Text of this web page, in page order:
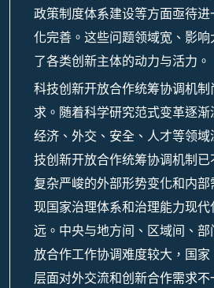
政策制度体系建设等方面亟待
化完善。这些问题领域宽、影
了各类创新主体的动力与活力。
科技创新开放合作统筹协调机
求。随着科学研究范式变革逐
经济、外交、安全、人才等领
技创新开放合作统筹协调机制
复杂严峻的外部形势变化和内
现国家治理体系和治理能力现
远。中央与地方间、区域间、
放合作工作协调难度较大，国
层面对外交流和创新合作需求